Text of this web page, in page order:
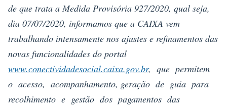
de que trata a Medida Provisória 927/2020, qual seja,
dia 07/07/2020, informamos que a CAIXA vem
trabalhando intensamente nos ajustes e refinamentos das
novas funcionalidades do portal
www.conectividadesocial.caixa.gov.br, que permitem
o acesso, acompanhamento, geração de guia para
recolhimento e gestão dos pagamentos das